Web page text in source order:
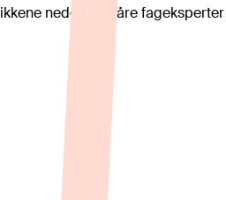
nedenfor. Våre fageksperter